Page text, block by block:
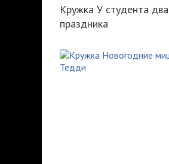
Кружка У студента два
праздника